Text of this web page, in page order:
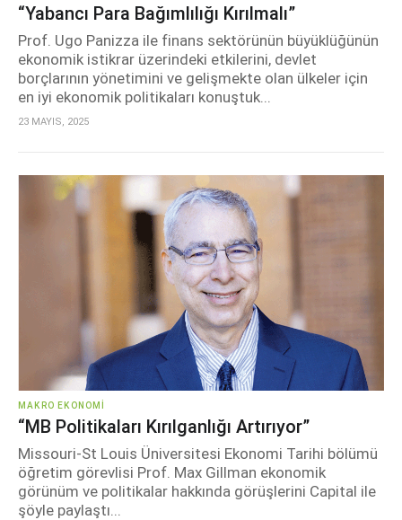
“Yabancı Para Bağımlılığı Kırılmalı”
Prof. Ugo Panizza ile finans sektörünün büyüklüğünün
ekonomik istikrar üzerindeki etkilerini, devlet
borçlarının yönetimini ve gelişmekte olan ülkeler için
en iyi ekonomik politikaları konuştuk...
23 MAYIS, 2025
MAKRO EKONOMI
“MB Politikaları Kırılganlığı Artırıyor”
Missouri-St Louis Üniversitesi Ekonomi Tarihi bölümü
öğretim görevlisi Prof. Max Gillman ekonomik
görünüm ve politikalar hakkında görüşlerini Capital ile
şöyle paylaştı...